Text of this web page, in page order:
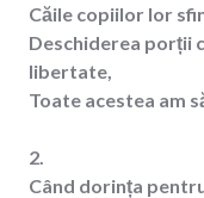
Căile copiilor lor
Deschiderea porții
libertate,
Toate acestea am
2.
Când dorința